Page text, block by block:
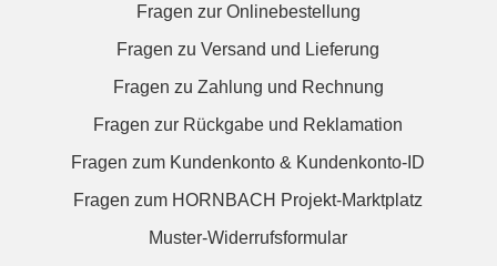
Fragen zur Onlinebestellung
Fragen zu Versand und Lieferung
Fragen zu Zahlung und Rechnung
Fragen zur Rückgabe und Reklamation
Fragen zum Kundenkonto & Kundenkonto-ID
Fragen zum HORNBACH Projekt-Marktplatz
Muster-Widerrufsformular